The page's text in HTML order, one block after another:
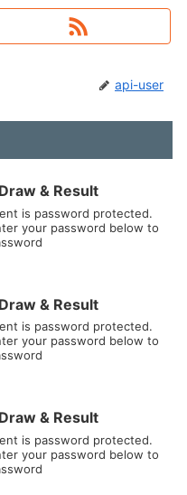
api-user
& Result
is password protected.
your password below to
& Result
is password protected.
your password below to
& Result
is password protected.
your password below to